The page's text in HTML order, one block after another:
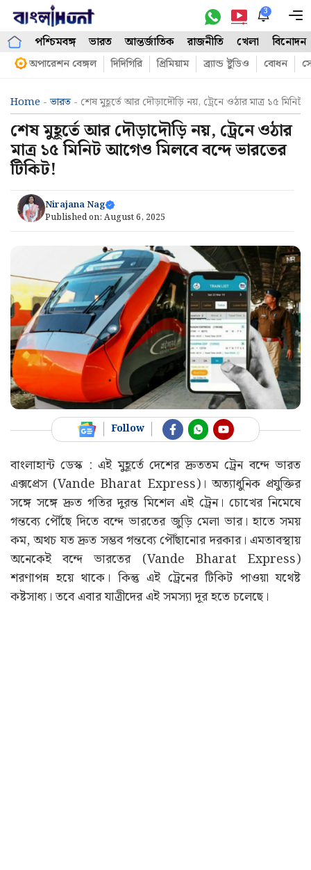
Skip
content
3
পশ্চিমবঙ্গ ভারত আন্তর্জাতিক রাজনীতি খেলা বিনোদন
অপারেশন বেঙ্গল দিদিগিরি প্রিমিয়াম ব্র্যান্ড ষ্টুডিও বোধন
Home -ভারত - শেষ মুহূর্তে আর দৌড়াদৌড়ি নয়, ট্রেনে ওঠার মাত্র ১৫
শেষ মুহূর্তে আর দৌড়াদৌড়ি নয়, ট্রেনে ওঠার
মাত্র ১৫ মিনিট আগেও মিলবে বন্দে ভারতের
টিকিট!
Nirajana Nag
Published on: August 6, 2025
Follow
বাংলাহান্ট ডেস্ক : এই মুহূর্তে দেশের দ্রুততম ট্রেন বন্দে ভারত
এক্সপ্রেস (Vande Bharat Express)। অত্যাধুনিক প্রযুক্তির
সঙ্গে সঙ্গে দ্রুত গতির দুরন্ত মিশেল এই ট্রেন। চোখের নিমেষে
গন্তব্যে পৌঁছে দিতে বন্দে ভারতের জুড়ি মেলা ভার। হাতে সময়
কম, অথচ যত দ্রুত সম্ভব গন্তব্যে পৌঁছানোর দরকার। এমতাবস্থায়
অনেকেই বন্দে ভারতের (Vande Bharat Express)
শরণাপন্ন হয়ে থাকে। কিন্তু এই ট্রেনের টিকিট পাওয়া যথেষ্ট
কষ্টসাধ্য। তবে এবার যাত্রীদের এই সমস্যা দূর হতে চলেছে।